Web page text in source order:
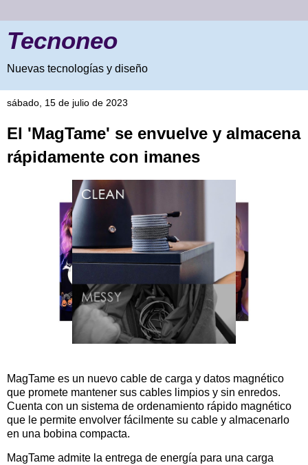
Tecnoneo
Nuevas tecnologías y diseño
sábado, 15 de julio de 2023
El 'MagTame' se envuelve y almacena
rápidamente con imanes
MagTame es un nuevo cable de carga y datos magnético
que promete mantener sus cables limpios y sin enredos.
Cuenta con un sistema de ordenamiento rápido magnético
que le permite envolver fácilmente su cable y almacenarlo
en una bobina compacta.
MagTame admite la entrega de energía para una carga